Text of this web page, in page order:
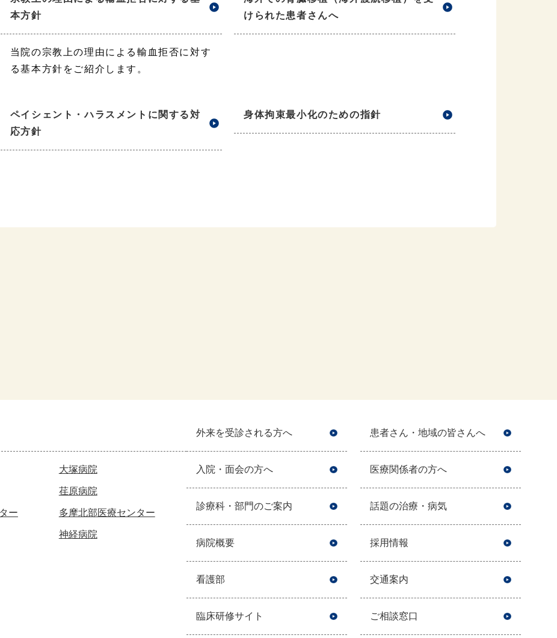
本方針
当院の宗教上の理由による輸血拒否に対す
る基本方針をご紹介します。
けられた患者さんへ
ペイシェント・ハラスメントに関する対
応方針
身体拘束最小化のための指針
大塚病院
荏原病院
ー 多摩北部医療センター
神経病院
外来を受診される方へ
入院・面会の方へ
診療科・部門のご案内
病院概要
看護部
臨床研修サイト
患者さん・地域の皆さんへ
医療関係者の方へ
話題の治療・病気
採用情報
交通案内
ご相談窓口